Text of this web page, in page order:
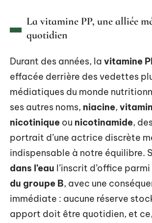
La vitamine PP, une alliée
quotidien
Durant des années, la vitamine
effacée derrière des vedettes
médiatiques du monde
ses autres noms, niacine,
nicotinique ou nicotinamide,
portrait d’une actrice discrète
indispensable à notre équilibre.
dans l’eau l’inscrit d’office parmi
du groupe B, avec une
immédiate : aucune réserve
apport doit être quotidien, et